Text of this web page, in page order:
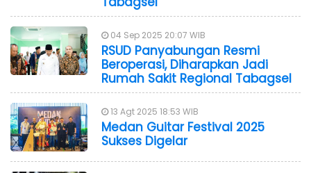
04 Sep 2025 20:07 WIB
RSUD Panyabungan Resmi
Beroperasi, Diharapkan Jadi
Rumah Sakit Regional Tabagsel
13 Agt 2025 18:53 WIB
Medan Guitar Festival 2025
Sukses Digelar